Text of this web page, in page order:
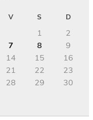
V S D
1
2
7 8
9
14 15
16
21 22
23
28 29
30